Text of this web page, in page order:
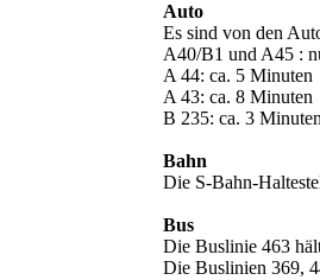
Auto
Es sind von den
A40/B1 und A45 :
A 44: ca. 5 Minuten
A 43: ca. 8 Minuten
B 235: ca. 3 Minuten
Bahn
Die S-Bahn-
Bus
Die Buslinie 463
Die Buslinien 369,